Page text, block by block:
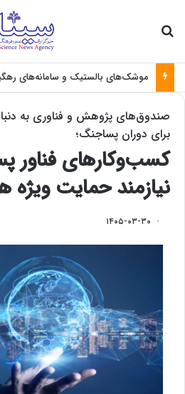
صندوق‌های پژوهش و فناوری به
برای دوران پساجنگ؛
کسب‌وکارهای فناور
نیازمند حمایت ویژه‌
۱۴۰۵-۰۳-۳۰